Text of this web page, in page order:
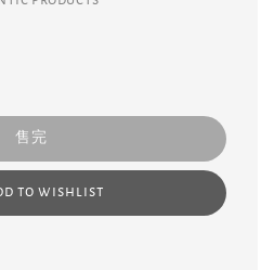
售完
to wishlist